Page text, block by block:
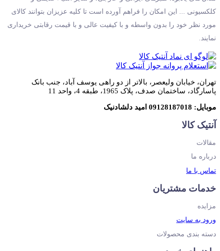
کلکسیونی ... این امکان را فراهم آورده است تا کلیه عزیزان بتوانند کالای
مورد نظر خود را بدون واسطه و با کیفیت عالی و با قیمت رقابتی خریداری
نمایند.
تهران، خیابان ولیعصر، بالاتر از دو راهی یوسف آباد، جنب بانک
پاسارگاد، ساختمان صدف، پلاک 1965، طبقه 4، واحد 11
موبایل: 09128187018 امید دلشادنیک
آنتیک کالا
مقالات
درباره ما
تماس با ما
خدمات مشتریان
مزایده
ورود به سایت
دسته بندی محصولات